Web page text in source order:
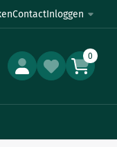
ContactInloggen
0